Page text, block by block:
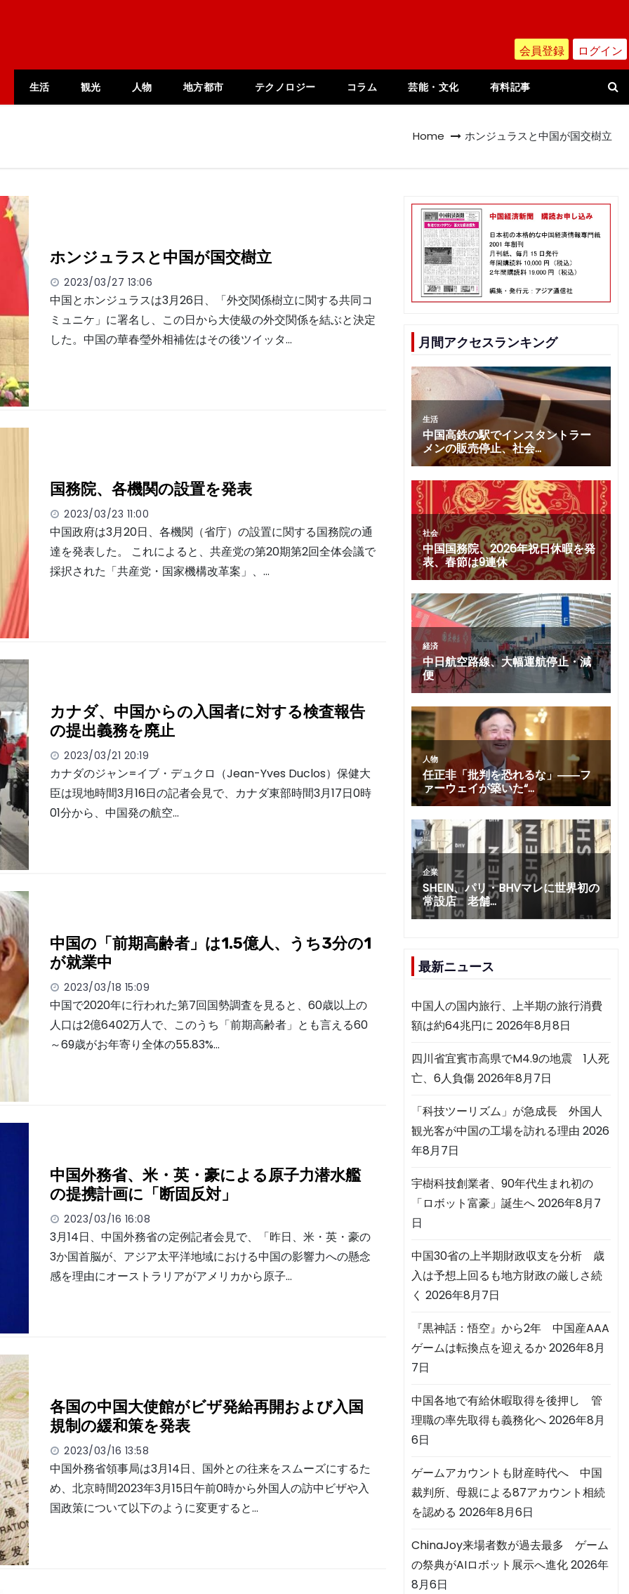
会員登録 ログイン
生活 観光 人物 地方都市 テクノロジー コラム 芸能・文化 有料記事
Home ホンジュラスと中国が国交樹立
ホンジュラスと中国が国交樹立
2023/03/27 13:06
中国とホンジュラスは3月26日、「外交関係樹立に関する共同コ
ミュニケ」に署名し、この日から大使級の外交関係を結ぶと決定
した。中国の華春瑩外相補佐はその後ツイッタ…
国務院、各機関の設置を発表
2023/03/23 11:00
中国政府は3月20日、各機関（省庁）の設置に関する国務院の通
達を発表した。 これによると、共産党の第20期第2回全体会議で
採択された「共産党・国家機構改革案」、…
カナダ、中国からの入国者に対する検査報告
の提出義務を廃止
2023/03/21 20:19
カナダのジャン=イブ・デュクロ（Jean-Yves Duclos）保健大
臣は現地時間3月16日の記者会見で、カナダ東部時間3月17日0時
01分から、中国発の航空…
中国の「前期高齢者」は1.5億人、うち3分の1
が就業中
2023/03/18 15:09
中国で2020年に行われた第7回国勢調査を見ると、60歳以上の
人口は2億6402万人で、このうち「前期高齢者」とも言える60
～69歳がお年寄り全体の55.83%…
中国外務省、米・英・豪による原子力潜水艦
の提携計画に「断固反対」
2023/03/16 16:08
3月14日、中国外務省の定例記者会見で、「昨日、米・英・豪の
3か国首脳が、アジア太平洋地域における中国の影響力への懸念
感を理由にオーストラリアがアメリカから原子…
各国の中国大使館がビザ発給再開および入国
規制の緩和策を発表
2023/03/16 13:58
中国外務省領事局は3月14日、国外との往来をスムーズにするた
め、北京時間2023年3月15日午前0時から外国人の訪中ビザや入
国政策について以下のように変更すると…
月間アクセスランキング
最新ニュース
中国人の国内旅行、上半期の旅行消費
額は約64兆円に 2026年8月8日
四川省宜賓市高県でM4.9の地震 1人死
亡、6人負傷2026年8月7日
「科技ツーリズム」が急成長 外国人
観光客が中国の工場を訪れる理由 2026
年8月7日
宇樹科技創業者、90年代生まれ初の
「ロボット富豪」誕生へ2026年8月7
日
中国30省の上半期財政収支を分析 歳
入は予想上回るも地方財政の厳しさ続
く 2026年8月7日
『黒神話：悟空』から2年 中国産AAA
ゲームは転換点を迎えるか2026年8月
7日
中国各地で有給休暇取得を後押し 管
理職の率先取得も義務化へ2026年8月
6日
ゲームアカウントも財産時代へ 中国
裁判所、母親による87アカウント相続
を認める 2026年8月6日
ChinaJoy来場者数が過去最多 ゲーム
の祭典がAIロボット展示へ進化2026年
8月6日